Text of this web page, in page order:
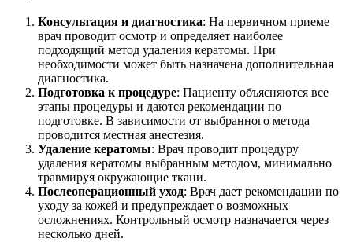
Консультация и диагностика: На первичном приеме
врач проводит осмотр и определяет наиболее
подходящий метод удаления кератомы. При
необходимости может быть назначена дополнительная
диагностика.
Подготовка к процедуре: Пациенту объясняются все
этапы процедуры и даются рекомендации по
подготовке. В зависимости от выбранного метода
проводится местная анестезия.
Удаление кератомы: Врач проводит процедуру
удаления кератомы выбранным методом, минимально
травмируя окружающие ткани.
Послеоперационный уход: Врач дает рекомендации по
уходу за кожей и предупреждает о возможных
осложнениях. Контрольный осмотр назначается через
несколько дней.